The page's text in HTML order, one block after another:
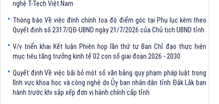
Quyết định số 2317/QĐ-UBND ngày 21/7/2026 của Chủ tịch UBND tỉnh
mục tiêu tăng trưởng kinh tế 02 con số giai đoạn 2026 - 2030
lĩnh vực khoa học và công nghệ do Ủy ban nhân dân tỉnh Đắk Lắk ban
hành trước khi sắp xếp đơn vị hành chính cấp tỉnh